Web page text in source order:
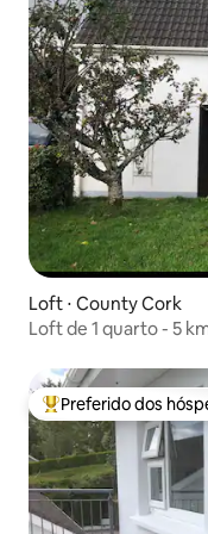
Loft ⋅ County Cork
Loft de 1 quarto - 5
Entre os melhores
Preferido dos